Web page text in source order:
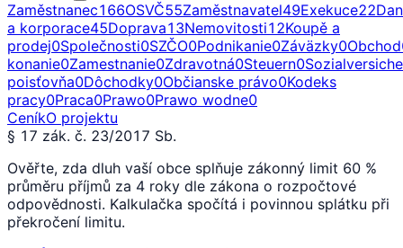
Zaměstnanec166OSVČ55Zaměstnavatel49Exekuce22
a korporace45Doprava13Nemovitosti12Koupě a
prodej0Společnosti0SZČO0Podnikanie0Záväzky0Obchod
konanie0Zamestnanie0Zdravotná0Steuern0
poisťovňa0Dôchodky0Občianske právo0Kodeks
pracy0Praca0Prawo0Prawo wodne0
CeníkO projektu
§ 17 zák. č. 23/2017 Sb.
Ověřte, zda dluh vaší obce splňuje zákonný limit 60 %
průměru příjmů za 4 roky dle zákona o rozpočtové
odpovědnosti. Kalkulačka spočítá i povinnou splátku při
překročení limitu.